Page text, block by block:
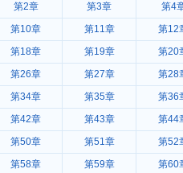
第2章 第3章
第4
第10章 第11章
第12
第18章 第19章
第20
第26章 第27章
第28
第34章 第35章
第36
第42章 第43章
第44
第50章 第51章
第52
第58章 第59章
第60